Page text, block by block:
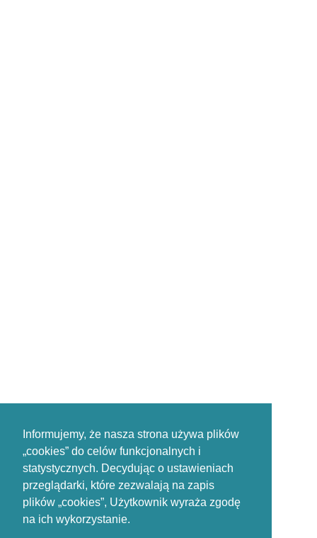
Informujemy, że nasza strona używa plików
„cookies” do celów funkcjonalnych i
statystycznych. Decydując o ustawieniach
przeglądarki, które zezwalają na zapis
plików „cookies”, Użytkownik wyraża zgodę
na ich wykorzystanie.